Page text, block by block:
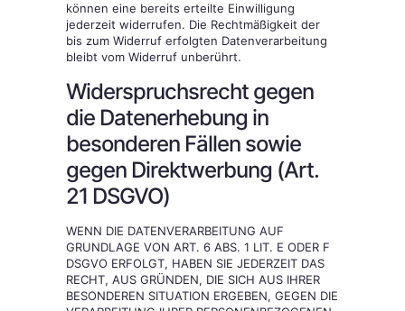
können eine bereits erteilte Einwilligung
jederzeit widerrufen. Die Rechtmäßigkeit der
bis zum Widerruf erfolgten Datenverarbeitung
bleibt vom Widerruf unberührt.
Widerspruchsrecht gegen
die Datenerhebung in
besonderen Fällen sowie
gegen Direktwerbung (Art.
21 DSGVO)
WENN DIE DATENVERARBEITUNG AUF
GRUNDLAGE VON ART. 6 ABS. 1 LIT. E ODER F
DSGVO ERFOLGT, HABEN SIE JEDERZEIT DAS
RECHT, AUS GRÜNDEN, DIE SICH AUS IHRER
BESONDEREN SITUATION ERGEBEN, GEGEN DIE